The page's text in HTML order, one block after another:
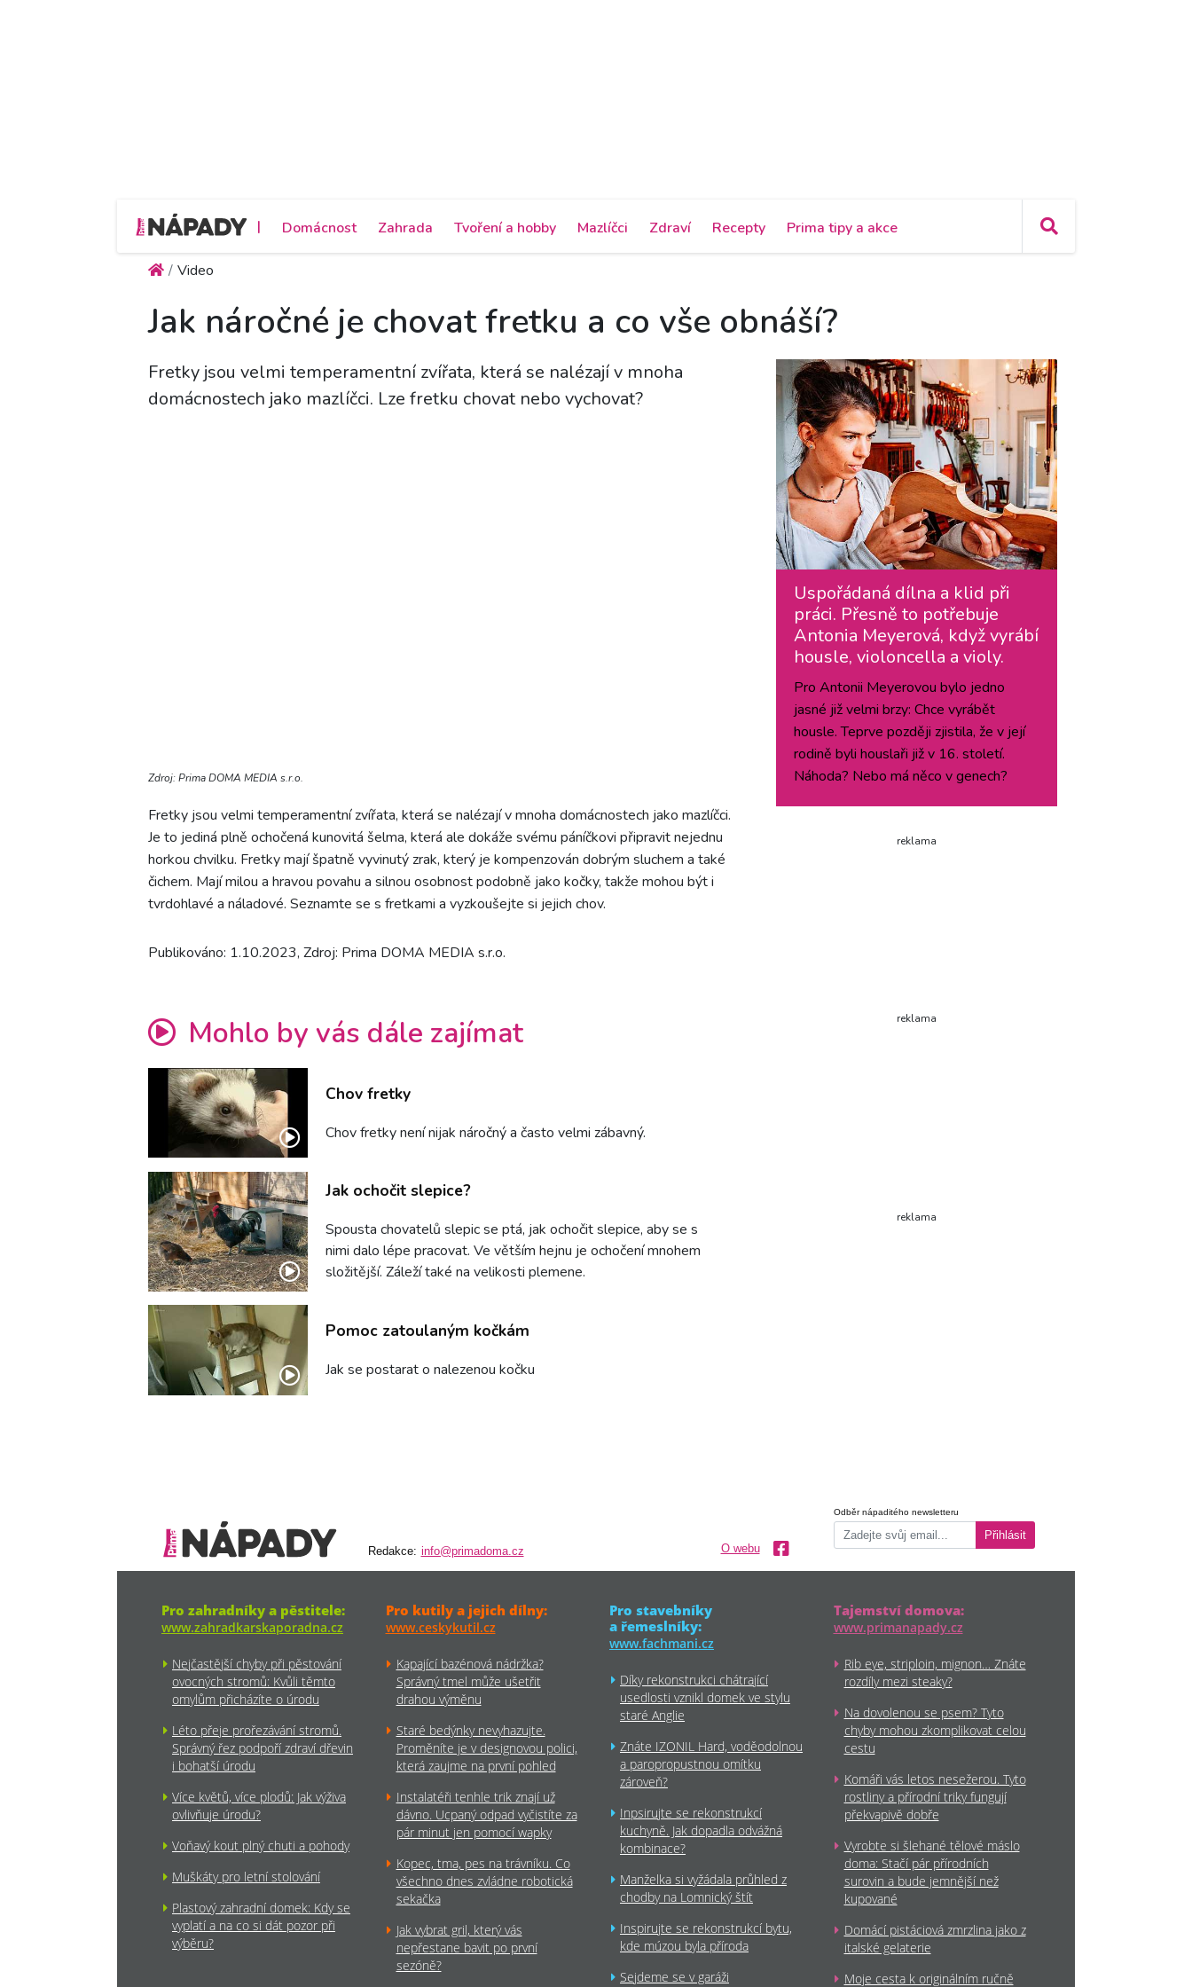
| Domácnost Zahrada Tvoření a hobby Mazlíčci Zdraví Recepty Prima tipy a akce
Video
Jak náročné je chovat fretku a co vše obnáší?
Fretky jsou velmi temperamentní zvířata, která se nalézají v mnoha
domácnostech jako mazlíčci. Lze fretku chovat nebo vychovat?
Zdroj: Prima DOMA MEDIA s.r.o.
Fretky jsou velmi temperamentní zvířata, která se nalézají v mnoha domácnostech jako mazlíčci.
Je to jediná plně ochočená kunovitá šelma, která ale dokáže svému páníčkovi připravit nejednu
horkou chvilku. Fretky mají špatně vyvinutý zrak, který je kompenzován dobrým sluchem a také
čichem. Mají milou a hravou povahu a silnou osobnost podobně jako kočky, takže mohou být i
tvrdohlavé a náladové. Seznamte se s fretkami a vyzkoušejte si jejich chov.
Publikováno: 1.10.2023, Zdroj: Prima DOMA MEDIA s.r.o.
Mohlo by vás dále zajímat
Chov fretky
Chov fretky není nijak náročný a často velmi zábavný.
Jak ochočit slepice?
Spousta chovatelů slepic se ptá, jak ochočit slepice, aby se s
nimi dalo lépe pracovat. Ve větším hejnu je ochočení mnohem
složitější. Záleží také na velikosti plemene.
Pomoc zatoulaným kočkám
Jak se postarat o nalezenou kočku
Uspořádaná dílna a klid při
práci. Přesně to potřebuje
Antonia Meyerová, když vyrábí
housle, violoncella a violy.
Pro Antonii Meyerovou bylo jedno
jasné již velmi brzy: Chce vyrábět
housle. Teprve později zjistila, že v její
rodině byli houslaři již v 16. století.
Náhoda? Nebo má něco v genech?
reklama
reklama
reklama
Redakce: info@primadoma.cz O webu
Odběr nápaditého newsletteru
Přihlásit
Pro zahradníky a pěstitele:
www.zahradkarskaporadna.cz
Nejčastější chyby při pěstování
ovocných stromů: Kvůli těmto
omylům přicházíte o úrodu
Léto přeje prořezávání stromů.
Správný řez podpoří zdraví dřevin
i bohatší úrodu
Více květů, více plodů: Jak výživa
ovlivňuje úrodu?
Voňavý kout plný chuti a pohody
Muškáty pro letní stolování
Plastový zahradní domek: Kdy se
vyplatí a na co si dát pozor při
výběru?
Pro kutily a jejich dílny:
www.ceskykutil.cz
Kapající bazénová nádržka?
Správný tmel může ušetřit
drahou výměnu
Staré bedýnky nevyhazujte.
Proměníte je v designovou polici,
která zaujme na první pohled
Instalatéři tenhle trik znají už
dávno. Ucpaný odpad vyčistíte za
pár minut jen pomocí wapky
Kopec, tma, pes na trávníku. Co
všechno dnes zvládne robotická
sekačka
Jak vybrat gril, který vás
nepřestane bavit po první
sezóně?
Pro stavebníky
a řemeslníky:
www.fachmani.cz
Díky rekonstrukci chátrající
usedlosti vznikl domek ve stylu
staré Anglie
Znáte IZONIL Hard, voděodolnou
a paropropustnou omítku
zároveň?
Inpsirujte se rekonstrukcí
kuchyně. Jak dopadla odvážná
kombinace?
Manželka si vyžádala průhled z
chodby na Lomnický štít
Inspirujte se rekonstrukcí bytu,
kde múzou byla příroda
Sejdeme se v garáži
Tajemství domova:
www.primanapady.cz
Rib eye, striploin, mignon… Znáte
rozdíly mezi steaky?
Na dovolenou se psem? Tyto
chyby mohou zkomplikovat celou
cestu
Komáři vás letos nesežerou. Tyto
rostliny a přírodní triky fungují
překvapivě dobře
Vyrobte si šlehané tělové máslo
doma: Stačí pár přírodních
surovin a bude jemnější než
kupované
Domácí pistáciová zmrzlina jako z
italské gelaterie
Moje cesta k originálním ručně